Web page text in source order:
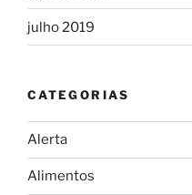
julho 2019
CATEGORIAS
Alerta
Alimentos